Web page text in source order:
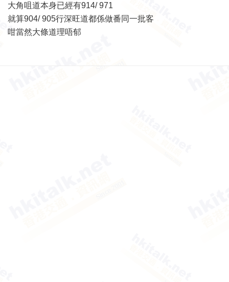
大角咀道本身已經有914/ 971
就算904/ 905行深旺道都係做番同一批客
咁當然大條道理唔郁